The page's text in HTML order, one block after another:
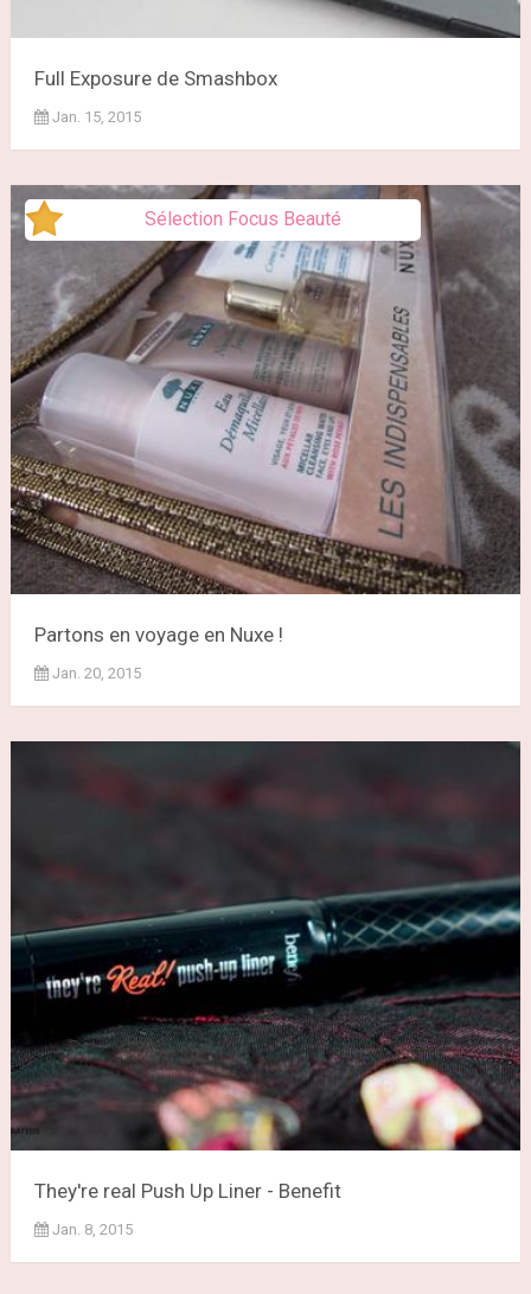
Full Exposure de Smashbox
Jan. 15, 2015
Sélection Focus Beauté
Partons en voyage en Nuxe !
Jan. 20, 2015
They're real Push Up Liner - Benefit
Jan. 8, 2015